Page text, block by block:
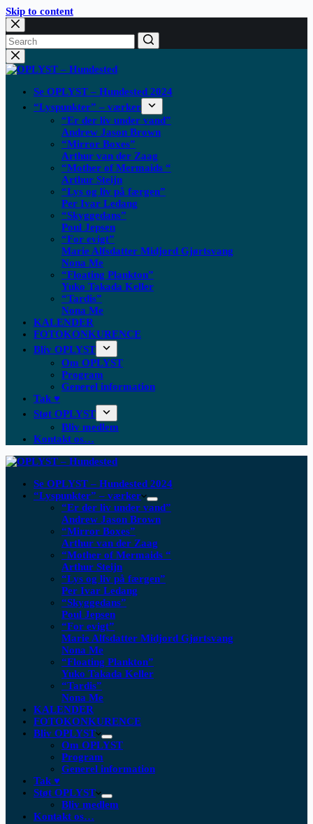
Skip to content
Se OPLYST – Hundested 2024
“Lyspunkter” – værker
“Er der liv under vand”
Andrew Jason Brown
“Mirror Boxes”
Arthur van der Zaag
“Mother of Mermaids “
Arthur Steijn
“Lys og liv på færgen”
Per Ivar Ledang
“Skyggedans”
Poul Jepsen
“For evigt”
Marie Alfsdatter Midjord Gjørtsvang
Nona Me
“Floating Plankton​”
Yuko Takada Keller
“Tardis”
Nona Me
KALENDER
FOTOKONKURENCE
Bliv OPLYST
Om OPLYST
Program
Generel information
Tak ♥
Støt OPLYST
Bliv medlem
Kontakt os…
Se OPLYST – Hundested 2024
“Lyspunkter” – værker
“Er der liv under vand”
Andrew Jason Brown
“Mirror Boxes”
Arthur van der Zaag
“Mother of Mermaids “
Arthur Steijn
“Lys og liv på færgen”
Per Ivar Ledang
“Skyggedans”
Poul Jepsen
“For evigt”
Marie Alfsdatter Midjord Gjørtsvang
Nona Me
“Floating Plankton​”
Yuko Takada Keller
“Tardis”
Nona Me
KALENDER
FOTOKONKURENCE
Bliv OPLYST
Om OPLYST
Program
Generel information
Tak ♥
Støt OPLYST
Bliv medlem
Kontakt os…